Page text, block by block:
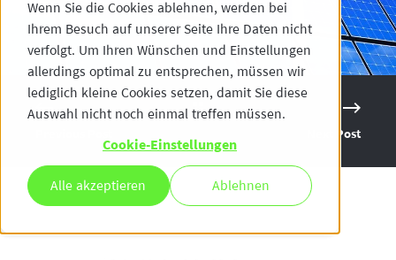
Wenn Sie die Cookies ablehnen, werden bei
Ihrem Besuch auf unserer Seite Ihre Daten nicht
verfolgt. Um Ihren Wünschen und Einstellungen
allerdings optimal zu entsprechen, müssen wir
lediglich kleine Cookies setzen, damit Sie diese
Auswahl nicht noch einmal treffen müssen.
Cookie-Einstellungen
Alle akzeptieren Ablehnen
Next Post